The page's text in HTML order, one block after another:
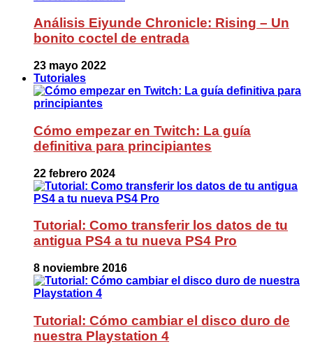
Análisis Eiyunde Chronicle: Rising – Un
bonito coctel de entrada
23 mayo 2022
Tutoriales
Cómo empezar en Twitch: La guía
definitiva para principiantes
22 febrero 2024
Tutorial: Como transferir los datos de tu
antigua PS4 a tu nueva PS4 Pro
8 noviembre 2016
Tutorial: Cómo cambiar el disco duro de
nuestra Playstation 4